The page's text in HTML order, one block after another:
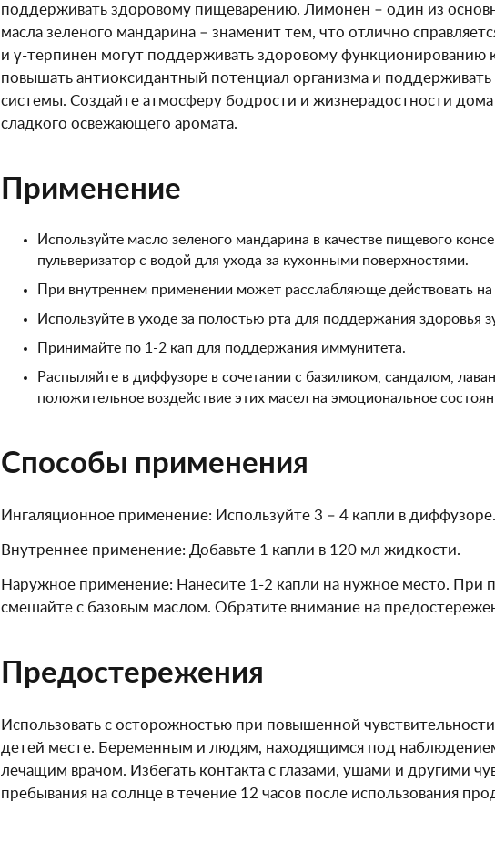
поддерживать здоровому пищеварению. Лимонен – один из
масла зеленого мандарина – знаменит тем, что отлично
и γ-терпинен могут поддерживать здоровому
повышать антиоксидантный потенциал организма и поддерживать
системы. Создайте атмосферу бодрости и жизнерадостности
сладкого освежающего аромата.
Применение
Используйте масло зеленого мандарина в качестве пищевого
пульверизатор с водой для ухода за кухонными поверхностями.
При внутреннем применении может расслабляюще действовать
Используйте в уходе за полостью рта для поддержания здоровья
Принимайте по 1-2 кап для поддержания иммунитета.
Распыляйте в диффузоре в сочетании с базиликом, сандалом,
положительное воздействие этих масел на эмоциональное
Способы применения
Ингаляционное применение: Используйте 3 – 4 капли в диффузоре.
Внутреннее применение: Добавьте 1 капли в 120 мл жидкости.
Наружное применение: Нанесите 1-2 капли на нужное место. При
смешайте с базовым маслом. Обратите внимание на
Предостережения
Использовать с осторожностью при повышенной
детей месте. Беременным и людям, находящимся под наблюдением
лечащим врачом. Избегать контакта с глазами, ушами и другими
пребывания на солнце в течение 12 часов после использования